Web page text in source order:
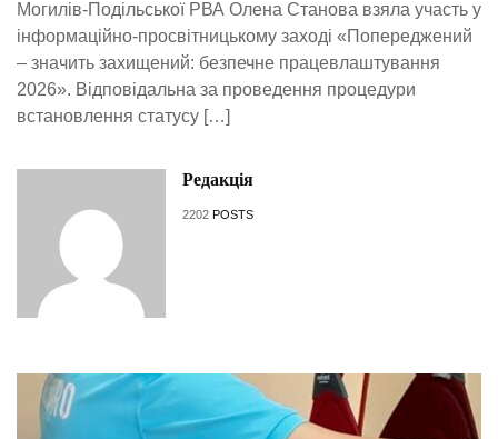
Могилів-Подільської РВА Олена Станова взяла участь у
інформаційно-просвітницькому заході «Попереджений
– значить захищений: безпечне працевлаштування
2026». Відповідальна за проведення процедури
встановлення статусу […]
Редакція
2202 POSTS